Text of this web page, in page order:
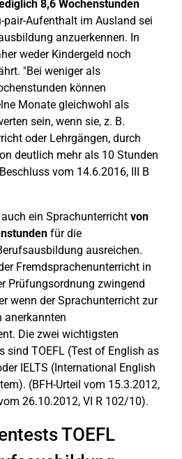
8,6 Wochenstunden
pair-Aufenthalt im Ausland sei
anzuerkennen. In
weder Kindergeld noch
"Bei weniger als
können
Monate gleichwohl als
sein, wenn sie, z. B.
oder Lehrgängen, durch
deutlich mehr als 10 Stunden
vom 14.6.2016, III B
ein Sprachunterricht von
für die
ausreichen.
Fremdsprachenunterricht in
Prüfungsordnung zwingend
wenn der Sprachunterricht zur
anerkannten
Die zwei wichtigsten
sind TOEFL (Test of English as
IELTS (International English
(BFH-Urteil vom 15.3.2012,
26.10.2012, VI R 102/10).
TOEFL